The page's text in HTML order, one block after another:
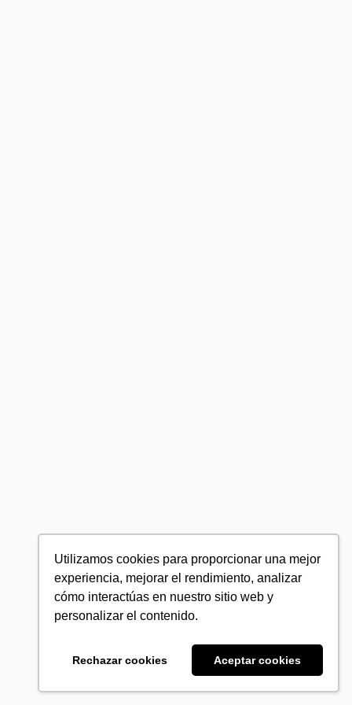
Utilizamos cookies para proporcionar una mejor
experiencia, mejorar el rendimiento, analizar
cómo interactúas en nuestro sitio web y
personalizar el contenido.
Rechazar cookies Aceptar cookies